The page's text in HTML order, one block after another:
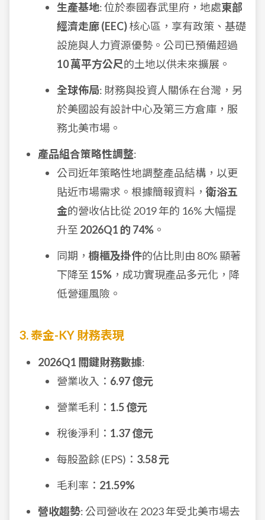
生產基地: 位於泰國春武里府，地處東部
經濟走廊 (EEC)核心區，享有政策、基礎
設施與人力資源優勢。公司已預備超過
10 萬平方公尺的土地以供未來擴展。
全球佈局: 財務與投資人關係在台灣，另
於美國設有設計中心及第三方倉庫，服
務北美市場。
產品組合策略性調整:
公司近年策略性地調整產品結構，以更
貼近市場需求。根據簡報資料， 衛浴五
金的營收佔比從 2019 年的 16% 大幅提
升至 2026Q1 的 74% 。
同期， 櫥櫃及掛件的佔比則由 80% 顯著
下降至 15% ，成功實現產品多元化，降
低營運風險。
3. 泰金-KY 財務表現
2026Q1 關鍵財務數據:
營業收入： 6.97 億元
營業毛利： 1.5 億元
稅後淨利： 1.37 億元
每股盈餘 (EPS)： 3.58 元
毛利率： 21.59%
營收趨勢: 公司營收在 2023 年受北美市場去